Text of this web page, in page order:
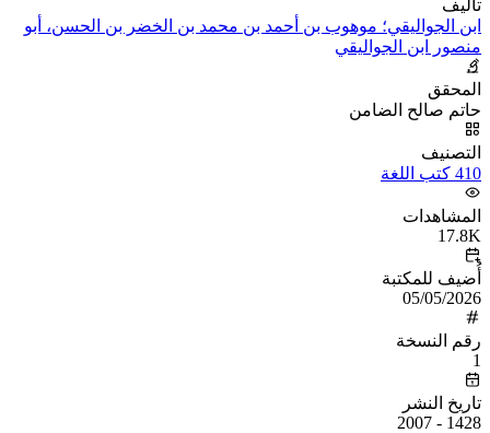
تأليف
ابن الجواليقي؛ موهوب بن أحمد بن محمد بن الخضر بن الحسن، أبو
منصور ابن الجواليقي
المحقق
حاتم صالح الضامن
التصنيف
410 كتب اللغة
المشاهدات
17.8K
أُضيف للمكتبة
05/05/2026
رقم النسخة
1
تاريخ النشر
1428 - 2007